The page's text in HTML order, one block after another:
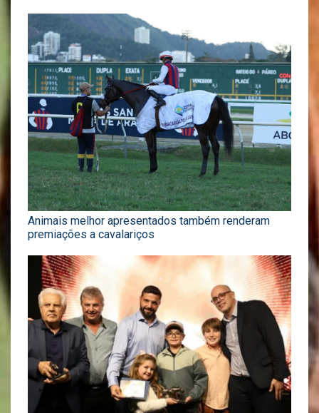
Animais melhor apresentados também renderam
premiações a cavalariços